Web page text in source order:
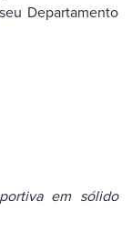
Departamento
em sólido